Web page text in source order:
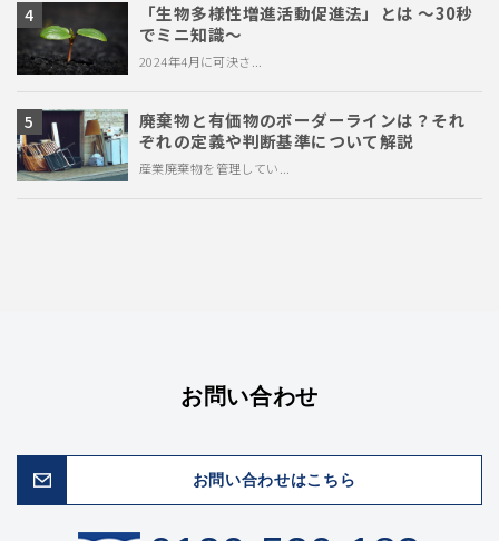
「生物多様性増進活動促進法」とは ～30秒
でミニ知識～
2024年4月に可決さ...
廃棄物と有価物のボーダーラインは？それ
ぞれの定義や判断基準について解説
産業廃棄物を管理してい...
お問い合わせ
お問い合わせはこちら